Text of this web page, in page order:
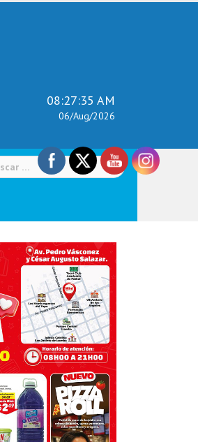
08:27:37 AM
06/Aug/2026